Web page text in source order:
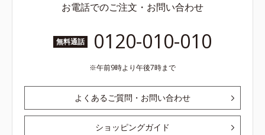
お電話でのご注文・お問い合わせ
無料通話 0120-010-010
午前9時より午後7時まで
よくあるご質問・お問い合わせ
ショッピングガイド